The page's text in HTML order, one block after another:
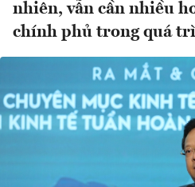
nhiên, vẫn cần nhiều
chính phủ trong quá